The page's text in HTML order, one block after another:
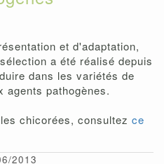
et d'adaptation,
a été réalisé depuis
dans les variétés de
agents pathogènes.
chicorées, consultez ce
2013